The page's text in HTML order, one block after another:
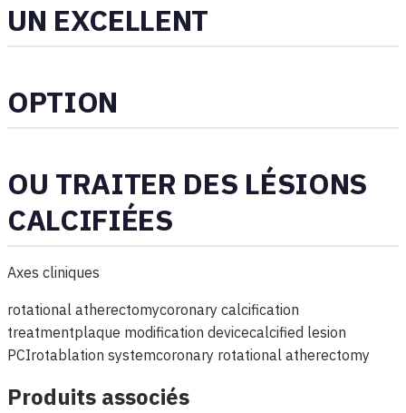
UN EXCELLENT
OPTION
OU TRAITER DES LÉSIONS
CALCIFIÉES
Axes cliniques
rotational atherectomycoronary calcification
treatmentplaque modification devicecalcified lesion
PCIrotablation systemcoronary rotational atherectomy
Produits associés